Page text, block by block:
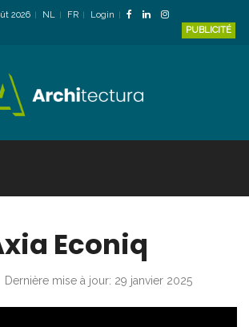
2026 NL FR
Login
PUBLICITÉ
Econiq
Dernière mise à jour: 29 janvier 2025